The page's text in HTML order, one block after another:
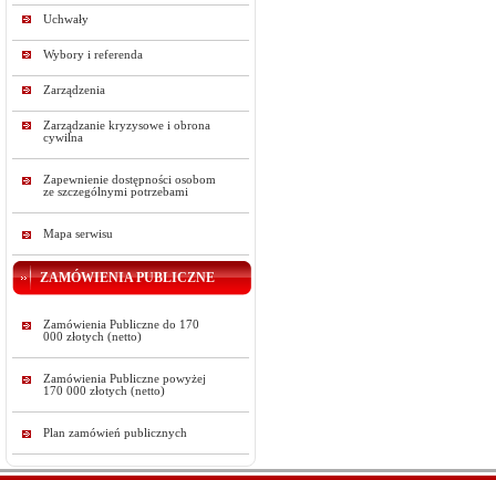
Uchwały
Wybory i referenda
Zarządzenia
Zarządzanie kryzysowe i obrona
cywilna
Zapewnienie dostępności osobom
ze szczególnymi potrzebami
Mapa serwisu
ZAMÓWIENIA PUBLICZNE
Zamówienia Publiczne do 170
000 złotych (netto)
Zamówienia Publiczne powyżej
170 000 złotych (netto)
Plan zamówień publicznych